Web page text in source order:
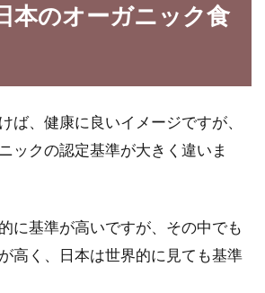
い冷やしうどんメニュー
ってしまいますよね。そんな時に作りたい、簡
さまざまな理由を教えます
酒粕で作られた甘酒には大好きになってしまう
本のオーガニック食
ば、健康に良いイメージですが、
ックの認定基準が大きく違いま
に基準が高いですが、その中でも
高く、日本は世界的に見ても基準